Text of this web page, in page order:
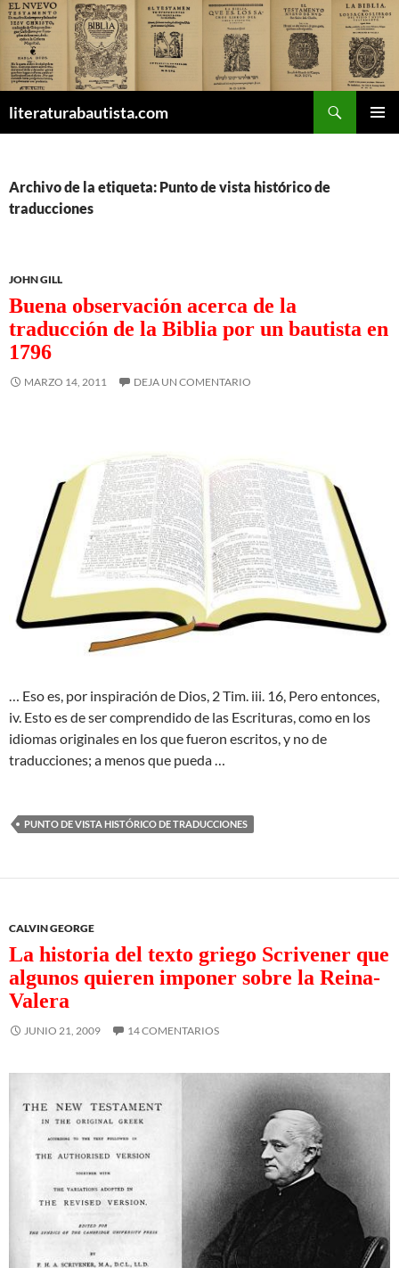
literaturabautista.com
Archivo de la etiqueta: Punto de vista histórico de
traducciones
JOHN GILL
Buena observación acerca de la
traducción de la Biblia por un bautista en
1796
MARZO 14, 2011 DEJA UN COMENTARIO
… Eso es, por inspiración de Dios, 2 Tim. iii. 16, Pero entonces,
iv. Esto es de ser comprendido de las Escrituras, como en los
idiomas originales en los que fueron escritos, y no de
traducciones; a menos que pueda …
PUNTO DE VISTA HISTÓRICO DE TRADUCCIONES
CALVIN GEORGE
La historia del texto griego Scrivener que
algunos quieren imponer sobre la Reina-
Valera
JUNIO 21, 2009 14 COMENTARIOS